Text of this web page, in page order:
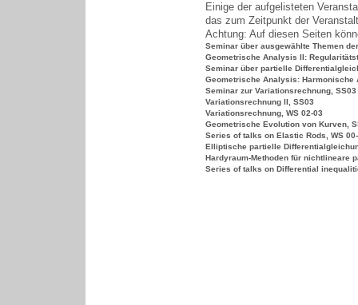
Einige der aufgelisteten
das zum Zeitpunkt der
Achtung: Auf diesen Seiten
Seminar über ausgewählte Themen
Geometrische Analysis II:
Seminar über partielle
Geometrische Analysis: Harmonische
Seminar zur Variationsrechnung, SS03
Variationsrechnung II, SS03
Variationsrechnung, WS 02-03
Geometrische Evolution von Kurven,
Series of talks on Elastic Rods, WS
Elliptische partielle
Hardyraum-Methoden für nichtlineare
Series of talks on Differential